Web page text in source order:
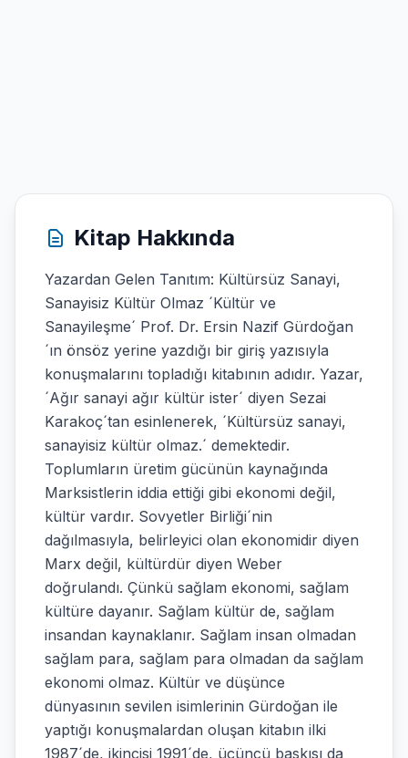
Kitap Hakkında
Yazardan Gelen Tanıtım: Kültürsüz Sanayi,
Sanayisiz Kültür Olmaz ´Kültür ve
Sanayileşme´ Prof. Dr. Ersin Nazif Gürdoğan
´ın önsöz yerine yazdığı bir giriş yazısıyla
konuşmalarını topladığı kitabının adıdır. Yazar,
´Ağır sanayi ağır kültür ister´ diyen Sezai
Karakoç´tan esinlenerek, ´Kültürsüz sanayi,
sanayisiz kültür olmaz.´ demektedir.
Toplumların üretim gücünün kaynağında
Marksistlerin iddia ettiği gibi ekonomi değil,
kültür vardır. Sovyetler Birliği´nin
dağılmasıyla, belirleyici olan ekonomidir diyen
Marx değil, kültürdür diyen Weber
doğrulandı. Çünkü sağlam ekonomi, sağlam
kültüre dayanır. Sağlam kültür de, sağlam
insandan kaynaklanır. Sağlam insan olmadan
sağlam para, sağlam para olmadan da sağlam
ekonomi olmaz. Kültür ve düşünce
dünyasının sevilen isimlerinin Gürdoğan ile
yaptığı konuşmalardan oluşan kitabın ilki
1987´de, ikincisi 1991´de, üçüncü baskısı da